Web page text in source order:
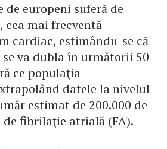
de europeni suferă de
mai frecventă
cardiac, estimându-se că
va dubla în următorii 50
ce populaţia
datele la nivelul
estimat de 200.000 de
de fibrilaţie atrială (FA).